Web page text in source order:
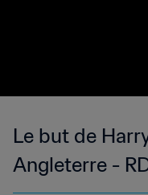
Le but de
Angleterre -